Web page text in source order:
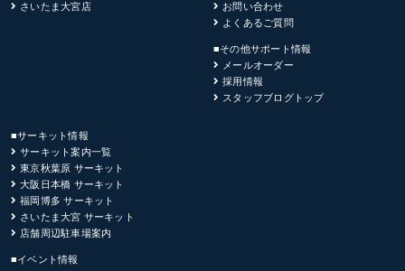
さいたま大宮店
お問い合わせ
よくあるご質問
■その他サポート情報
メールオーダー
採用情報
スタッフブログトップ
■サーキット情報
サーキット案内一覧
東京秋葉原 サーキット
大阪日本橋 サーキット
福岡博多 サーキット
さいたま大宮 サーキット
店舗周辺駐車場案内
■イベント情報